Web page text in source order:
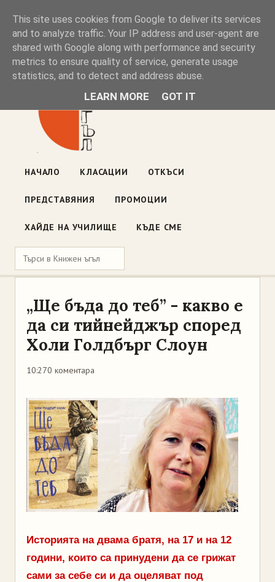
Книжен ъгъл
Блог на книжарницата — класации, откъси, нови книги
ул. „Оборище" 117, София· пон–пет 10:00–19:00 ·
НАЧАЛО КЛАСАЦИИ ОТКЪСИ
ПРЕДСТАВЯНИЯ ПРОМОЦИИ
ХАЙДЕ НА УЧИЛИЩЕ КЪДЕ СМЕ
„Ще бъда до теб” - какво е
да си тийнейджър според
Холи Голдбърг Слоун
10:270 коментара
Историята на двама братя, на 17 и на 12
години, които са принудени да се грижат
сами за себе си и да оцеляват под
This site uses cookies from Google to deliver its services
and to analyze traffic. Your IP address and user-agent are
shared with Google along with performance and security
metrics to ensure quality of service, generate usage
statistics, and to detect and address abuse.
LEARN MORE GOT IT